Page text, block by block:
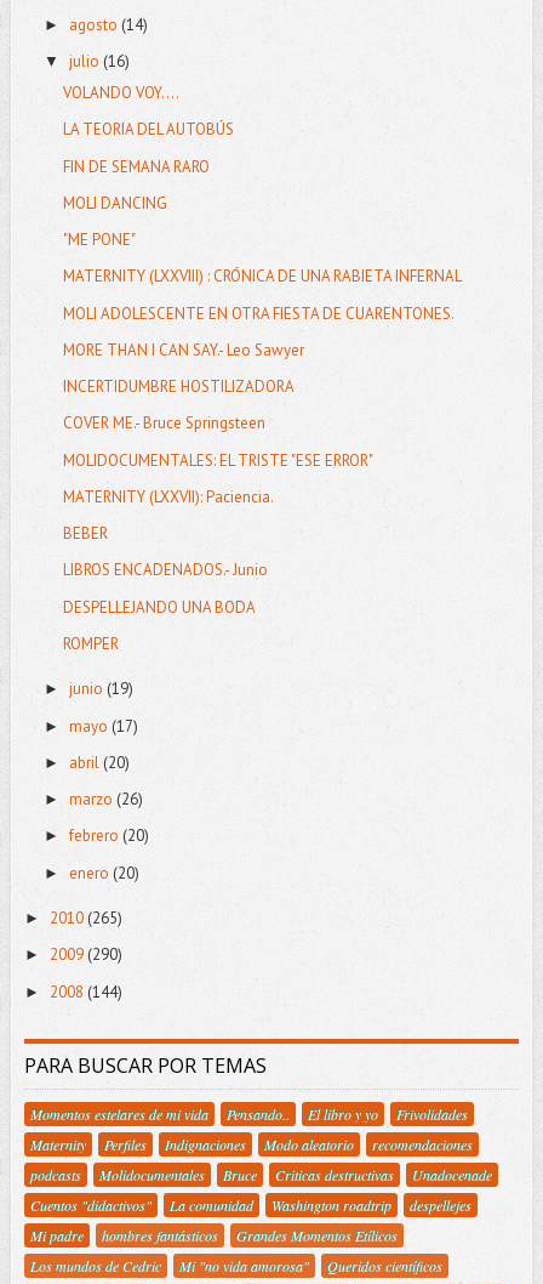
► agosto (14)
▼ julio (16)
VOLANDO VOY....
LA TEORIA DEL AUTOBÚS
FIN DE SEMANA RARO
MOLI DANCING
"ME PONE"
MATERNITY (LXXVIII) : CRÓNICA DE UNA RABIETA INFERNAL
MOLI ADOLESCENTE EN OTRA FIESTA DE CUARENTONES.
MORE THAN I CAN SAY.- Leo Sawyer
INCERTIDUMBRE HOSTILIZADORA
COVER ME.- Bruce Springsteen
MOLIDOCUMENTALES: EL TRISTE "ESE ERROR"
MATERNITY (LXXVII): Paciencia.
BEBER
LIBROS ENCADENADOS.- Junio
DESPELLEJANDO UNA BODA
ROMPER
► junio (19)
► mayo (17)
► abril(20)
► marzo (26)
►febrero (20)
► enero (20)
► 2010(265)
► 2009 (290)
► 2008 (144)
PARA BUSCAR POR TEMAS
Momentos estelares de mi vida Pensando.. El libro y yo
Frivolidades
Maternity
Perfiles Indignaciones Modo aleatorio
recomendaciones
podcasts
Molidocumentales Bruce Criticas destructivas
Unadocenade
Cuentos "didactivos"
La comunidad Washington roadtrip
despellejes
Mi padre
hombres fantásticos
Grandes Momentos Etílicos
Los mundos de Cedric
Mi "no vida amorosa"
Queridos científicos